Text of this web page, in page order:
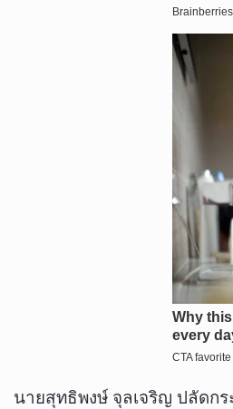
นายสุทธิพงษ์ จุลเจริญ ปลัดกร